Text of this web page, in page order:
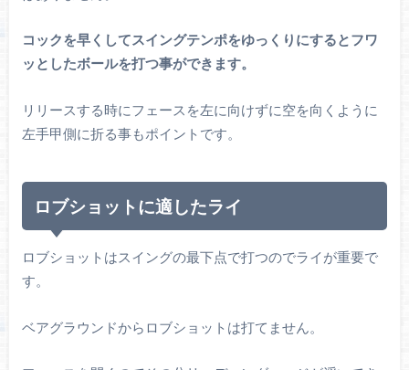
コックを早くしてスイングテンポをゆっくりにするとフワ
ッとしたボールを打つ事ができます。
リリースする時にフェースを左に向けずに空を向くように
左手甲側に折る事もポイントです。
ロブショットに適したライ
ロブショットはスイングの最下点で打つのでライが重要で
す。
ベアグラウンドからロブショットは打てません。